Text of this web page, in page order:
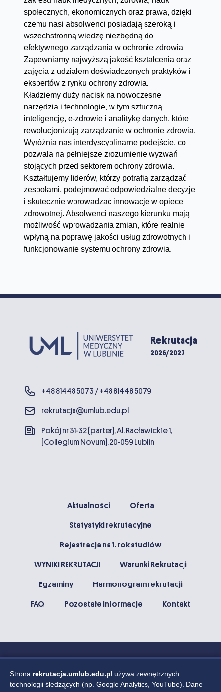
Strona rekrutacja.umlub.edu.pl używa zewnętrznych
technologii śledzących (np. Google Analytics, YouTube). Dane
społecznych, ekonomicznych oraz prawa, dzięki
czemu nasi absolwenci posiadają szeroką i
wszechstronną wiedzę niezbędną do
efektywnego zarządzania w ochronie zdrowia.
Zapewniamy najwyższą jakość kształcenia oraz
zajęcia z udziałem doświadczonych praktyków i
ekspertów z rynku ochrony zdrowia.
Kładziemy duży nacisk na nowoczesne
narzędzia i technologie, w tym sztuczną
inteligencję, e-zdrowie i analitykę danych, które
rewolucjonizują zarządzanie w ochronie zdrowia.
Wyróżnia nas interdyscyplinarne podejście, co
pozwala na pełniejsze zrozumienie wyzwań
stojących przed sektorem ochrony zdrowia.
Kształtujemy liderów, którzy potrafią zarządzać
zespołami, podejmować odpowiedzialne decyzje
i skutecznie wprowadzać innowacje w opiece
zdrowotnej. Absolwenci naszego kierunku mają
możliwość wprowadzania zmian, które realnie
wpłyną na poprawę jakości usług zdrowotnych i
funkcjonowanie systemu ochrony zdrowia.
Rekrutacja
2026/2027
+48 81448 5073 / +48 81448 5079
rekrutacja@umlub.edu.pl
Pokój nr 31-32 (parter), Al. Racławickie 1,
(Collegium Novum), 20-059 Lublin
Aktualności Oferta
Statystyki rekrutacyjne
Rejestracja na 1. rok studiów
WYNIKI REKRUTACJI Warunki Rekrutacji
Egzaminy Harmonogram rekrutacji
FAQ Pozostałe informacje Kontakt